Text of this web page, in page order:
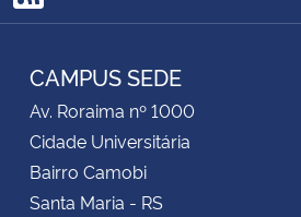
RSS
CAMPUS SEDE
Av. Roraima nº 1000
Cidade Universitária
Bairro Camobi
Santa Maria - RS